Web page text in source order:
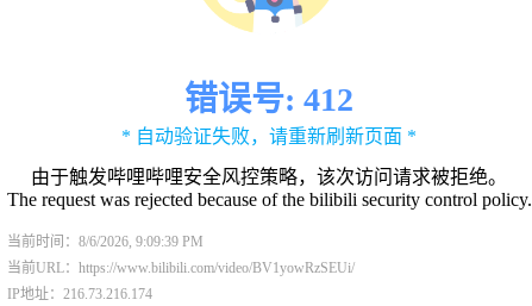
错误号: 412
* 自动验证失败，请重新刷新页面 *
由于触发哔哩哔哩安全风控策略，该次访问请求被拒绝。
The request was rejected because of the bilibili security control policy.
当前时间：8/6/2026, 9:09:39 PM
当前URL：https://www.bilibili.com/video/BV1yowRzSEUi/
IP地址：216.73.216.174